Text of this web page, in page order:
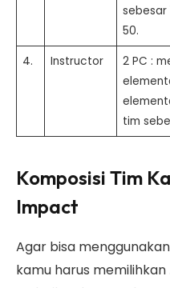
sebesar
50.
4.
Instructor
2 PC :
tim
Komposisi Tim
Impact
Agar bisa menggunakan
kamu harus memilihkan